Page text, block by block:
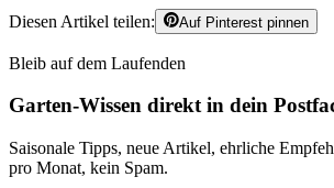
Diesen Artikel teilen: Auf Pinterest pinnen
Bleib auf dem Laufenden
Garten-Wissen direkt in dein
Saisonale Tipps, neue Artikel, ehrliche
pro Monat, kein Spam.